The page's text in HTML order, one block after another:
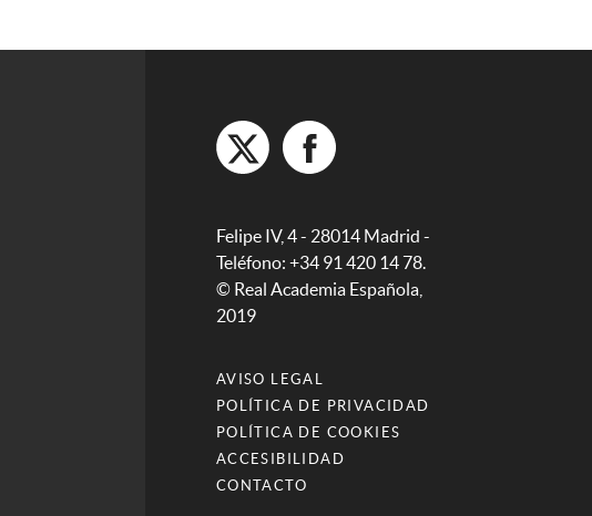
Felipe IV, 4 - 28014 Madrid -
Teléfono: +34 91 420 14 78.
© Real Academia Española,
2019
AVISO LEGAL
POLÍTICA DE PRIVACIDAD
POLÍTICA DE COOKIES
ACCESIBILIDAD
CONTACTO